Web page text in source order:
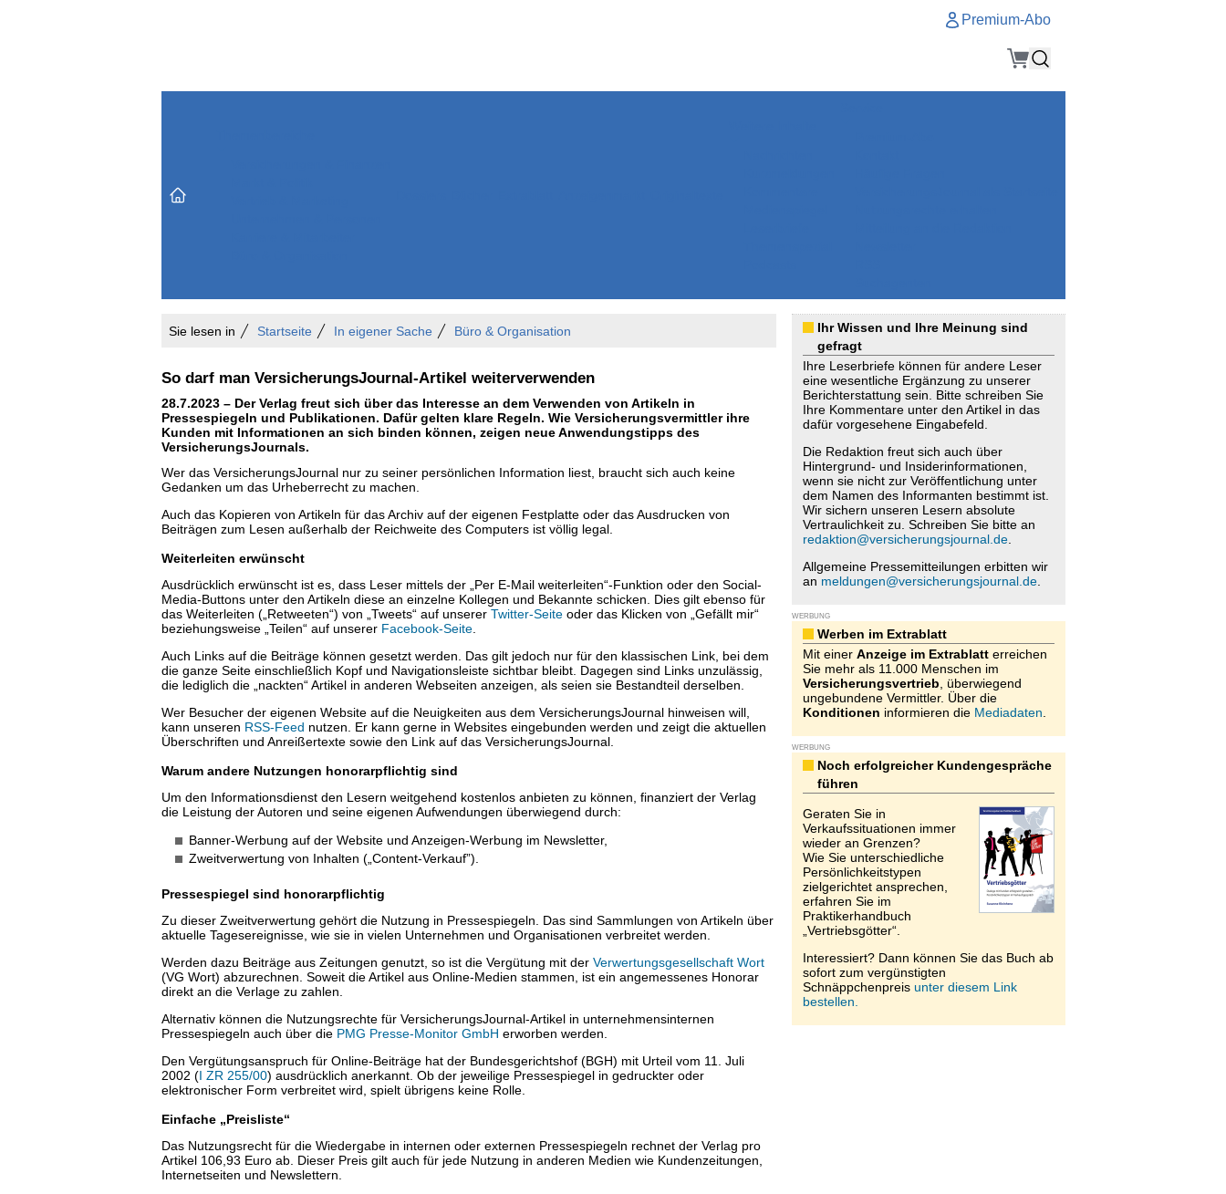
Premium-Abo
Sie lesen in Startseite In eigener Sache Büro & Organisation
So darf man VersicherungsJournal-Artikel weiterverwenden
28.7.2023 – Der Verlag freut sich über das Interesse an dem Verwenden von Artikeln in
Pressespiegeln und Publikationen. Dafür gelten klare Regeln. Wie Versicherungsvermittler ihre
Kunden mit Informationen an sich binden können, zeigen neue Anwendungstipps des
VersicherungsJournals.
Wer das VersicherungsJournal nur zu seiner persönlichen Information liest, braucht sich auch keine
Gedanken um das Urheberrecht zu machen.
Auch das Kopieren von Artikeln für das Archiv auf der eigenen Festplatte oder das Ausdrucken von
Beiträgen zum Lesen außerhalb der Reichweite des Computers ist völlig legal.
Weiterleiten erwünscht
Ausdrücklich erwünscht ist es, dass Leser mittels der „Per E-Mail weiterleiten“-Funktion oder den Social-
Media-Buttons unter den Artikeln diese an einzelne Kollegen und Bekannte schicken. Dies gilt ebenso für
das Weiterleiten („Retweeten“) von „Tweets“ auf unserer Twitter-Seiteoder das Klicken von „Gefällt mir“
beziehungsweise „Teilen“ auf unserer Facebook-Seite.
Auch Links auf die Beiträge können gesetzt werden. Das gilt jedoch nur für den klassischen Link, bei dem
die ganze Seite einschließlich Kopf und Navigationsleiste sichtbar bleibt. Dagegen sind Links unzulässig,
die lediglich die „nackten“ Artikel in anderen Webseiten anzeigen, als seien sie Bestandteil derselben.
Wer Besucher der eigenen Website auf die Neuigkeiten aus dem VersicherungsJournal hinweisen will,
kann unseren RSS-Feed nutzen. Er kann gerne in Websites eingebunden werden und zeigt die aktuellen
Überschriften und Anreißertexte sowie den Link auf das VersicherungsJournal.
Warum andere Nutzungen honorarpflichtig sind
Um den Informationsdienst den Lesern weitgehend kostenlos anbieten zu können, finanziert der Verlag
die Leistung der Autoren und seine eigenen Aufwendungen überwiegend durch:
Banner-Werbung auf der Website und Anzeigen-Werbung im Newsletter,
Zweitverwertung von Inhalten („Content-Verkauf”).
Pressespiegel sind honorarpflichtig
Zu dieser Zweitverwertung gehört die Nutzung in Pressespiegeln. Das sind Sammlungen von Artikeln über
aktuelle Tagesereignisse, wie sie in vielen Unternehmen und Organisationen verbreitet werden.
Werden dazu Beiträge aus Zeitungen genutzt, so ist die Vergütung mit der Verwertungsgesellschaft Wort
(VG Wort) abzurechnen. Soweit die Artikel aus Online-Medien stammen, ist ein angemessenes Honorar
direkt an die Verlage zu zahlen.
Alternativ können die Nutzungsrechte für VersicherungsJournal-Artikel in unternehmensinternen
Pressespiegeln auch über die PMG Presse-Monitor GmbH erworben werden.
Den Vergütungsanspruch für Online-Beiträge hat der Bundesgerichtshof (BGH) mit Urteil vom 11. Juli
2002 (I ZR 255/00) ausdrücklich anerkannt. Ob der jeweilige Pressespiegel in gedruckter oder
elektronischer Form verbreitet wird, spielt übrigens keine Rolle.
Einfache „Preisliste“
Das Nutzungsrecht für die Wiedergabe in internen oder externen Pressespiegeln rechnet der Verlag pro
Artikel 106,93 Euro ab. Dieser Preis gilt auch für jede Nutzung in anderen Medien wie Kundenzeitungen,
Internetseiten und Newslettern.
Ihr Wissen und Ihre Meinung sind
gefragt
Ihre Leserbriefe können für andere Leser
eine wesentliche Ergänzung zu unserer
Berichterstattung sein. Bitte schreiben Sie
Ihre Kommentare unter den Artikel in das
dafür vorgesehene Eingabefeld.
Die Redaktion freut sich auch über
Hintergrund- und Insiderinformationen,
wenn sie nicht zur Veröffentlichung unter
dem Namen des Informanten bestimmt ist.
Wir sichern unseren Lesern absolute
Vertraulichkeit zu. Schreiben Sie bitte an
redaktion@versicherungsjournal.de.
Allgemeine Pressemitteilungen erbitten wir
an meldungen@versicherungsjournal.de.
WERBUNG
Werben im Extrablatt
Mit einer Anzeige im Extrablatterreichen
Sie mehr als 11.000 Menschen im
Versicherungsvertrieb , überwiegend
ungebundene Vermittler. Über die
Konditionen informieren die Mediadaten
WERBUNG
Noch erfolgreicher Kundengespräche
führen
Geraten Sie in
Verkaufssituationen immer
wieder an Grenzen?
Wie Sie unterschiedliche
Persönlichkeitstypen
zielgerichtet ansprechen,
erfahren Sie im
Praktikerhandbuch
„Vertriebsgötter“.
Interessiert? Dann können Sie das Buch ab
sofort zum vergünstigten
Schnäppchenpreis unter diesem Link
bestellen.